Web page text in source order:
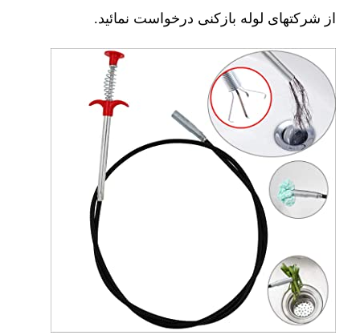
از شرکتهای لوله بازکنی درخواست نمائید.